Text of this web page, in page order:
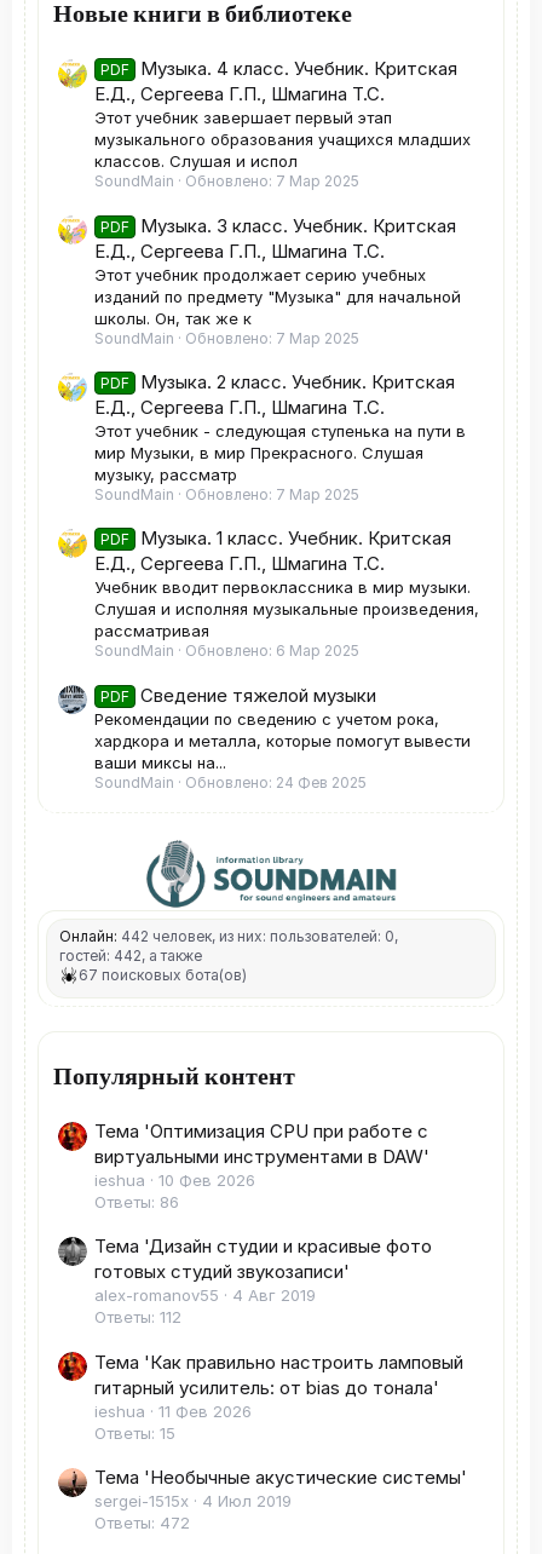
Новые книги в библиотеке
PDF
Музыка. 4 класс. Учебник. Критская
Е.Д., Сергеева Г.П., Шмагина Т.С.
Этот учебник завершает первый этап
музыкального образования учащихся младших
классов. Слушая и испол
SoundMain Обновлено: 7 Мар 2025
PDF
Музыка. 3 класс. Учебник. Критская
Е.Д., Сергеева Г.П., Шмагина Т.С.
Этот учебник продолжает серию учебных
изданий по предмету "Музыка" для начальной
школы. Он, так же к
SoundMain Обновлено: 7 Мар 2025
PDF
Музыка. 2 класс. Учебник. Критская
Е.Д., Сергеева Г.П., Шмагина Т.С.
Этот учебник - следующая ступенька на пути в
мир Музыки, в мир Прекрасного. Слушая
музыку, рассматр
SoundMain Обновлено: 7 Мар 2025
PDF
Музыка. 1 класс. Учебник. Критская
Е.Д., Сергеева Г.П., Шмагина Т.С.
Учебник вводит первоклассника в мир музыки.
Слушая и исполняя музыкальные произведения,
рассматривая
SoundMain Обновлено: 6 Мар 2025
PDF Сведение тяжелой музыки
Рекомендации по сведению с учетом рока,
хардкора и металла, которые помогут вывести
ваши миксы на...
SoundMain Обновлено: 24 Фев 2025
Онлайн: 442 человек, из них: пользователей: 0,
гостей: 442, а также
67 поисковых бота(ов)
Популярный контент
Тема 'Оптимизация CPU при работе с
виртуальными инструментами в DAW'
ieshua
10 Фев 2026
Ответы: 86
Тема 'Дизайн студии и красивые фото
готовых студий звукозаписи'
alex-romanov55
4 Авг 2019
Ответы: 112
Тема 'Как правильно настроить ламповый
гитарный усилитель: от bias до тонала'
ieshua
11 Фев 2026
Ответы: 15
Тема 'Необычные акустические системы'
sergei-1515x
4 Июл 2019
Ответы: 472